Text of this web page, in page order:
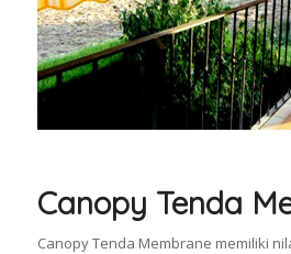
Canopy Tenda
Canopy Tenda Membrane memiliki